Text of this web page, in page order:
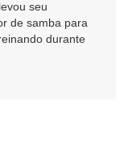
seu
de samba para
durante